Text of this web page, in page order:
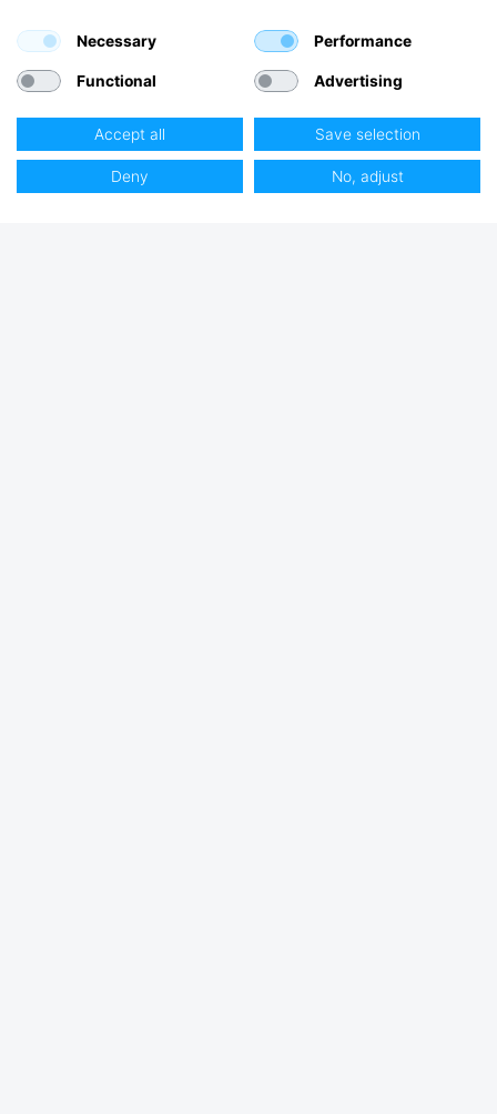
Necessary Performance
Functional Advertising
Accept all Save selection
Deny No, adjust